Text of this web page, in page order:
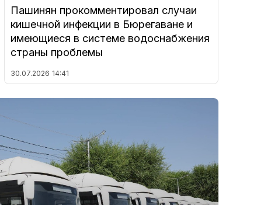
Пашинян прокомментировал случаи
кишечной инфекции в Бюрегаване и
имеющиеся в системе водоснабжения
страны проблемы
30.07.2026 14:41